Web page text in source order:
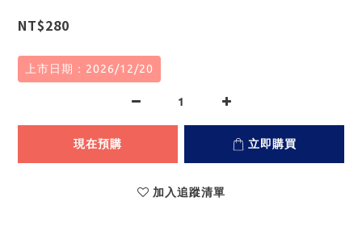
NT$280
上市日期：2026/12/20
現在預購 立即購買
加入追蹤清單